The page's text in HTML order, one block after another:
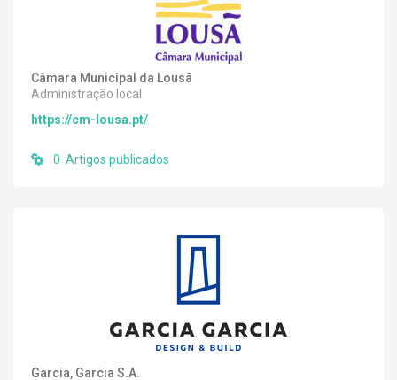
Câmara Municipal da Lousã
Administração local
https://cm-lousa.pt/
0 Artigos publicados
Garcia, Garcia S.A.